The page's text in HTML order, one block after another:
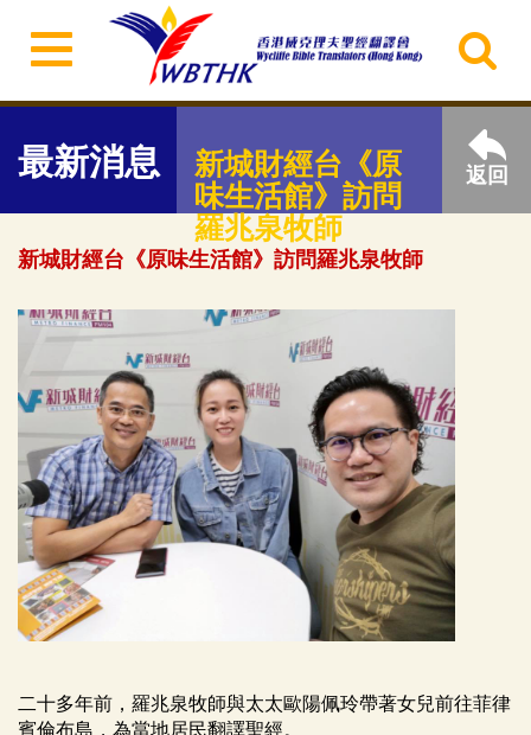
最新消息
新城財經台《原
味生活館》訪問
羅兆泉牧師
返回
新城財經台《原味生活館》訪問羅兆泉牧師
二十多年前，羅兆泉牧師與太太歐陽佩玲帶著女兒前往菲律
賓倫布島，為當地居民翻譯聖經。